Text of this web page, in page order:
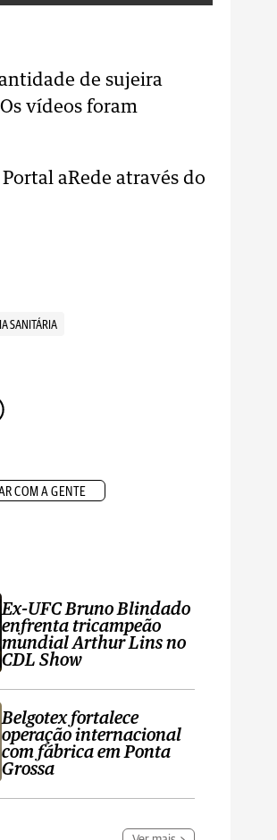
de sujeira
vídeos foram
aRede através do
SANITÁRIA
COM A GENTE
Ex-UFC Bruno Blindado
enfrenta tricampeão
mundial Arthur Lins no
CDL Show
Belgotex fortalece
operação internacional
com fábrica em Ponta
Grossa